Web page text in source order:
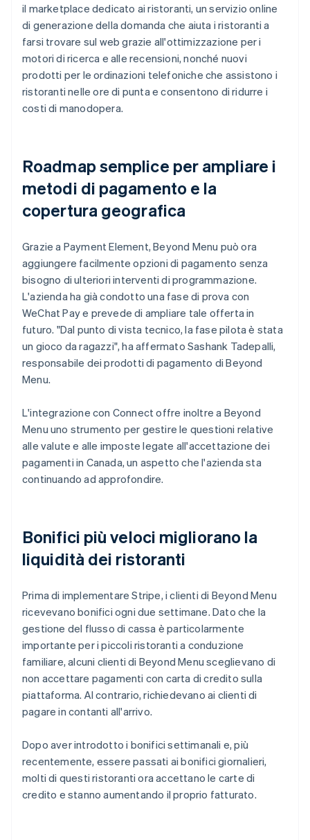
il marketplace dedicato ai ristoranti, un servizio online
di generazione della domanda che aiuta i ristoranti a
farsi trovare sul web grazie all'ottimizzazione per i
motori di ricerca e alle recensioni, nonché nuovi
prodotti per le ordinazioni telefoniche che assistono i
ristoranti nelle ore di punta e consentono di ridurre i
costi di manodopera.
Roadmap semplice per ampliare i
metodi di pagamento e la
copertura geografica
Grazie a Payment Element, Beyond Menu può ora
aggiungere facilmente opzioni di pagamento senza
bisogno di ulteriori interventi di programmazione.
L'azienda ha già condotto una fase di prova con
WeChat Pay e prevede di ampliare tale offerta in
futuro. "Dal punto di vista tecnico, la fase pilota è stata
un gioco da ragazzi", ha affermato Sashank Tadepalli,
responsabile dei prodotti di pagamento di Beyond
Menu.
L'integrazione con Connect offre inoltre a Beyond
Menu uno strumento per gestire le questioni relative
alle valute e alle imposte legate all'accettazione dei
pagamenti in Canada, un aspetto che l'azienda sta
continuando ad approfondire.
Bonifici più veloci migliorano la
liquidità dei ristoranti
Prima di implementare Stripe, i clienti di Beyond Menu
ricevevano bonifici ogni due settimane. Dato che la
gestione del flusso di cassa è particolarmente
importante per i piccoli ristoranti a conduzione
familiare, alcuni clienti di Beyond Menu sceglievano di
non accettare pagamenti con carta di credito sulla
piattaforma. Al contrario, richiedevano ai clienti di
pagare in contanti all'arrivo.
Dopo aver introdotto i bonifici settimanali e, più
recentemente, essere passati ai bonifici giornalieri,
molti di questi ristoranti ora accettano le carte di
credito e stanno aumentando il proprio fatturato.